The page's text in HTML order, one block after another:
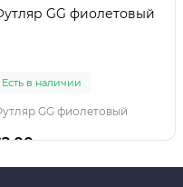
GG фиолетовый
Есть в наличии
GG фиолетовый